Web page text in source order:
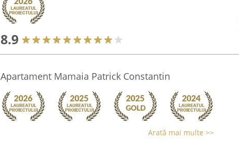
8.9
Apartament Mamaia Patrick Constantin
Arată mai multe >>